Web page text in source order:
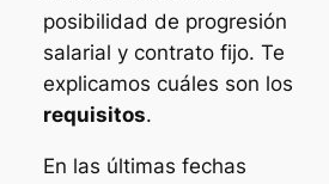
posibilidad de progresión
salarial y contrato fijo. Te
explicamos cuáles son los
requisitos.
En las últimas fechas